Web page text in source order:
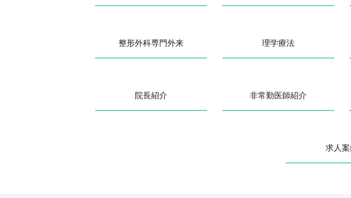
整形外科専門外来 理学療法
院長紹介 非常勤医師紹介
求人